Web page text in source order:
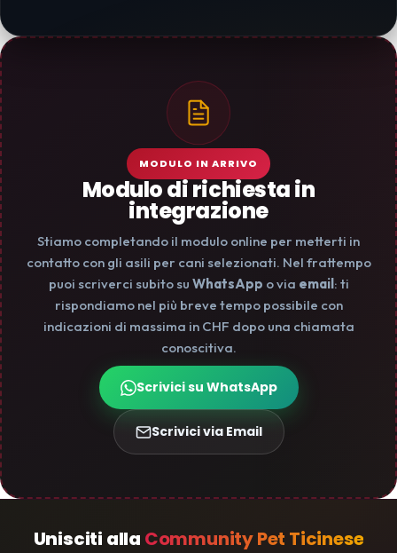
MODULO IN ARRIVO
Modulo di richiesta in
integrazione
Stiamo completando il modulo online per metterti in
contatto con gli asili per cani selezionati. Nel frattempo
puoi scriverci subito su WhatsApp o via email: ti
rispondiamo nel più breve tempo possibile con
indicazioni di massima in CHF dopo una chiamata
conoscitiva.
Scrivici su WhatsApp
Scrivici via Email
Unisciti alla Community Pet Ticinese